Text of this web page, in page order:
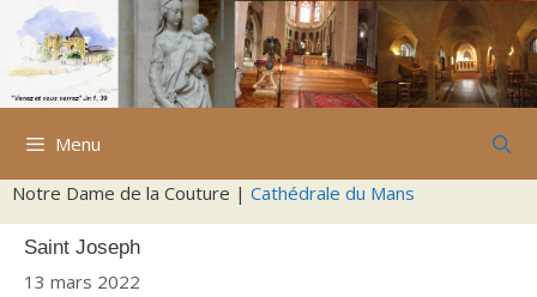
Aller
contenu
Menu
Notre Dame de la Couture | Cathédrale du Mans
Saint Joseph
13 mars 2022